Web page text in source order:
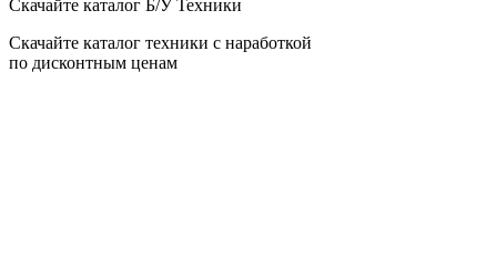
Скачайте каталог Б/У Техники
Скачайте каталог техники с наработкой
по дисконтным ценам